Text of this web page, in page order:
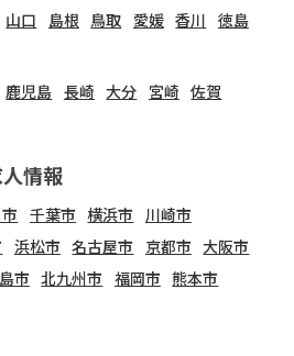
山口 島根 鳥取 愛媛 香川 徳島
鹿児島 長崎 大分 宮崎 佐賀
情報
千葉市 横浜市
川崎市
浜松市 名古屋市 京都市 大阪市
市 北九州市 福岡市 熊本市